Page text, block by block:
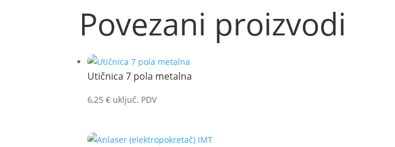
Povezani proizvodi
Utičnica 7 pola metalna
6,25€ uključ. PDV